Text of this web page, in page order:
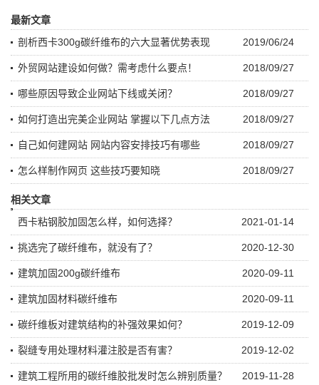
最新文章
2019/06/24
剖析西卡300g碳纤维布的六大显著优势表现
2018/09/27
外贸网站建设如何做？需考虑什么要点！
2018/09/27
哪些原因导致企业网站下线或关闭？
2018/09/27
如何打造出完美企业网站 掌握以下几点方法
2018/09/27
自己如何建网站 网站内容安排技巧有哪些
2018/09/27
怎么样制作网页 这些技巧要知晓
相关文章
2021-01-14
西卡粘钢胶加固怎么样，如何选择？
2020-12-30
挑选完了碳纤维布，就没有了？
2020-09-11
建筑加固200g碳纤维布
2020-09-11
建筑加固材料碳纤维布
2019-12-09
碳纤维板对建筑结构的补强效果如何？
2019-12-02
裂缝专用处理材料灌注胶是否有害？
2019-11-28
建筑工程所用的碳纤维胶批发时怎么辨别质量？